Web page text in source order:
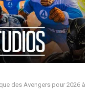
des Avengers pour 2026 à